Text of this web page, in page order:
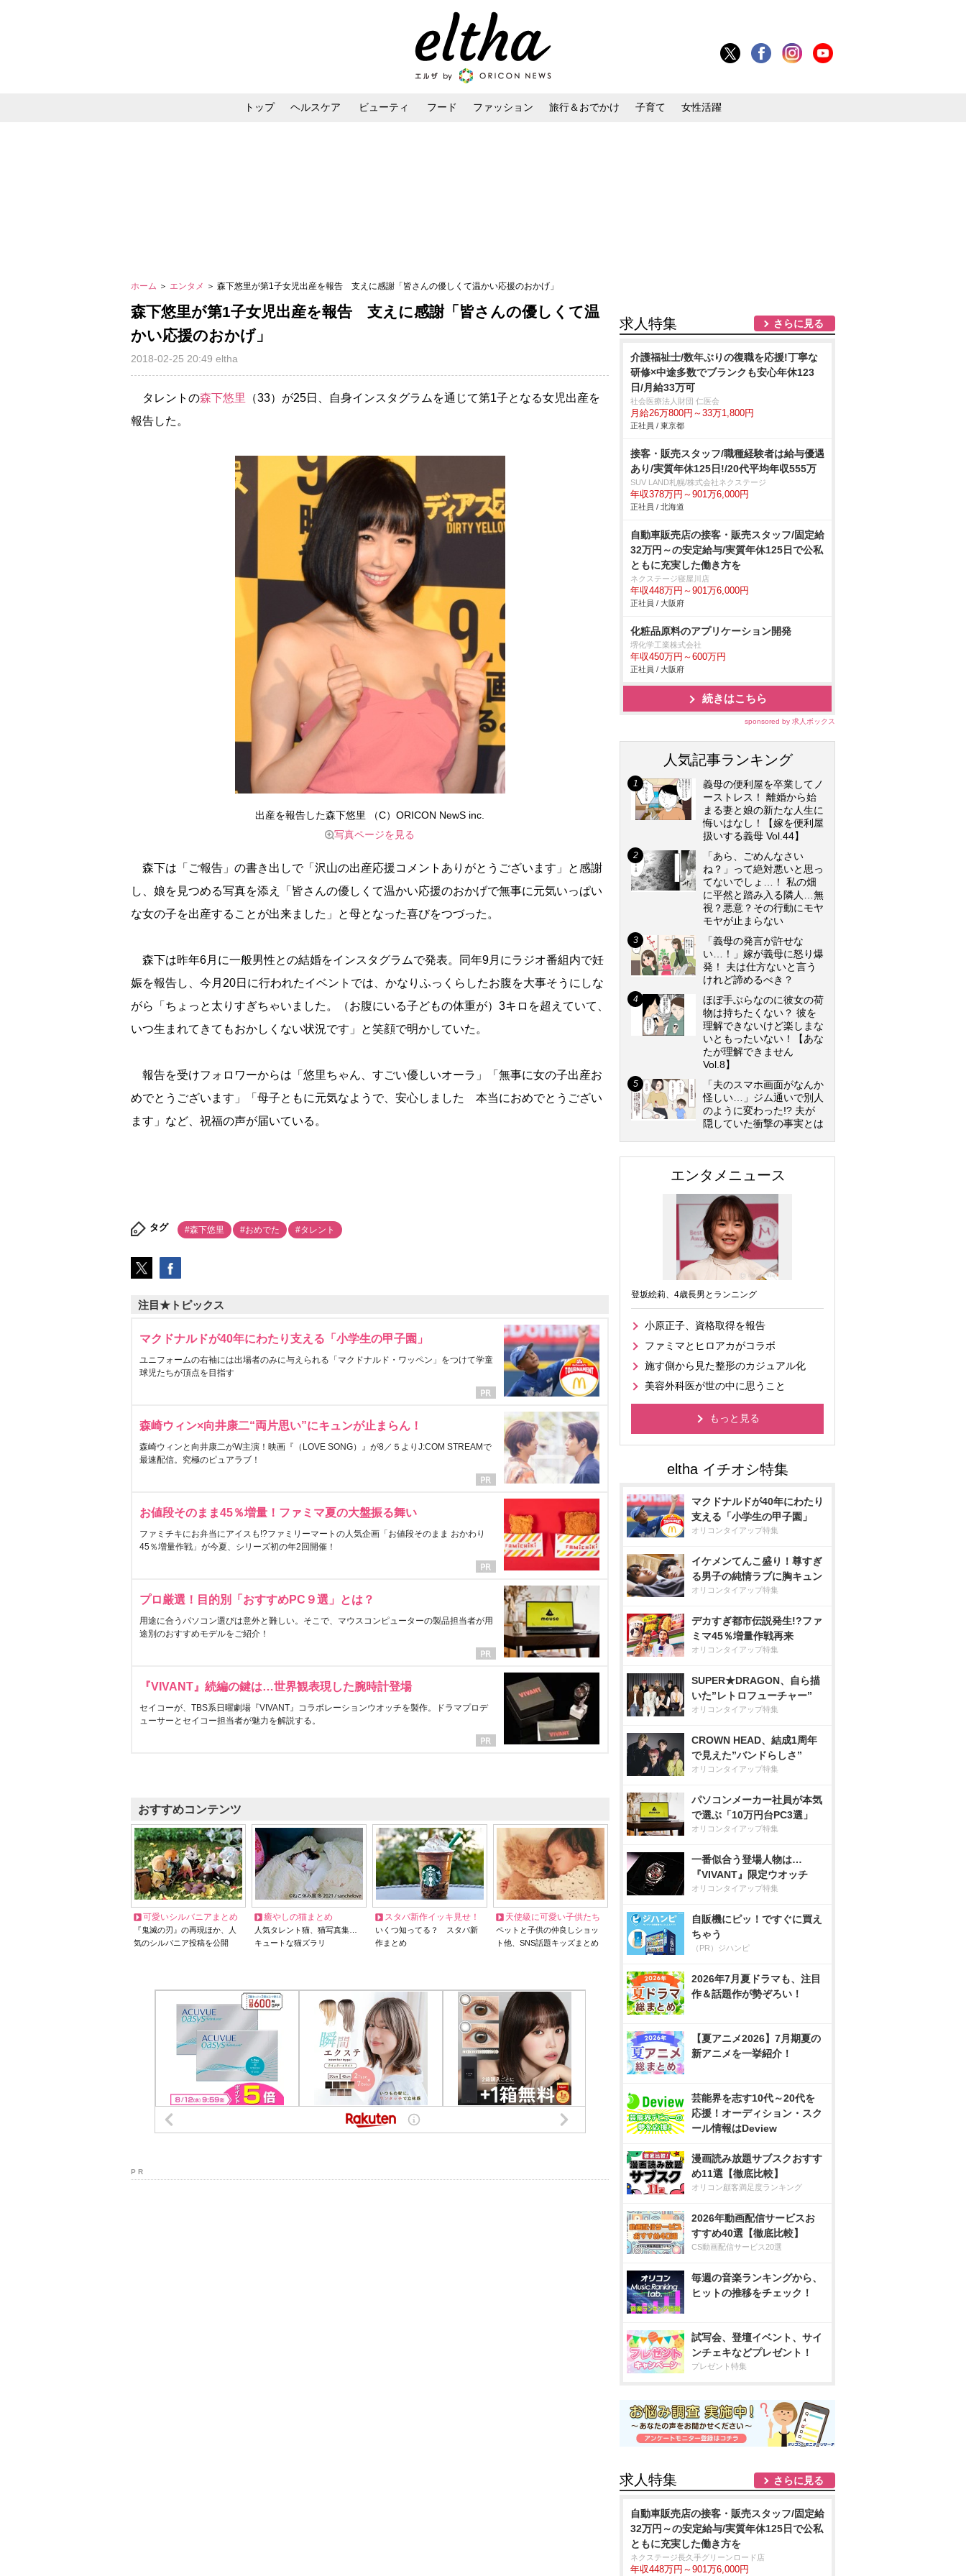
トップ ヘルスケア ビューティ フード ファッション 旅行＆おでかけ 子育て 女性活躍
ホーム ＞ エンタメ ＞ 森下悠里が第1子女児出産を報告 支えに感謝「皆さんの優しくて温かい応援のおかげ」
森下悠里が第1子女児出産を報告 支えに感謝「皆さんの優しくて温
かい応援のおかげ」
2018-02-25 20:49 eltha
タレントの森下悠里
（33）が25日、自身インスタグラムを通じて第1子となる女児出産を
報告した。
出産を報告した森下悠里 （C）ORICON NewS inc.
写真ページを見る
森下は「ご報告」の書き出しで「沢山の出産応援コメントありがとうございます」と感謝
し、娘を見つめる写真を添え「皆さんの優しくて温かい応援のおかげで無事に元気いっぱい
な女の子を出産することが出来ました」と母となった喜びをつづった。
森下は昨年6月に一般男性との結婚をインスタグラムで発表。同年9月にラジオ番組内で妊
娠を報告し、今月20日に行われたイベントでは、かなりふっくらしたお腹を大事そうにしな
がら「ちょっと太りすぎちゃいました。（お腹にいる子どもの体重が）3キロを超えていて、
いつ生まれてきてもおかしくない状況です」と笑顔で明かしていた。
報告を受けフォロワーからは「悠里ちゃん、すごい優しいオーラ」「無事に女の子出産お
めでとうございます」「母子ともに元気なようで、安心しました 本当におめでとうござい
ます」など、祝福の声が届いている。
タグ #森下悠里 #おめでた #タレント
注目★トピックス
マクドナルドが40年にわたり支える「小学生の甲子園」
ユニフォームの右袖には出場者のみに与えられる「マクドナルド・ワッペン」をつけて学童
球児たちが頂点を目指す
森崎ウィン×向井康二“両片思い”にキュンが止まらん！
森崎ウィンと向井康二がW主演！映画『（LOVE SONG）』が8／５よりJ:COM STREAMで
最速配信。究極のピュアラブ！
お値段そのまま45％増量！ファミマ夏の大盤振る舞い
ファミチキにお弁当にアイスも!?ファミリーマートの人気企画「お値段そのまま おかわり
45％増量作戦」が今夏、シリーズ初の年2回開催！
プロ厳選！目的別「おすすめPC９選」とは？
用途に合うパソコン選びは意外と難しい。そこで、マウスコンピューターの製品担当者が用
途別のおすすめモデルをご紹介！
『VIVANT』続編の鍵は…世界観表現した腕時計登場
セイコーが、TBS系日曜劇場『VIVANT』コラボレーションウオッチを製作。ドラマプロデ
ューサーとセイコー担当者が魅力を解説する。
おすすめコンテンツ
可愛いシルバニアまとめ
『鬼滅の刃』の再現ほか、人
気のシルバニア投稿を公開
癒やしの猫まとめ
人気タレント猫、猫写真集…
キュートな猫ズラリ
スタバ新作イッキ見せ！
いくつ知ってる？ スタバ新
作まとめ
天使級に可愛い子供たち
ペットと子供の仲良しショッ
ト他、SNS話題キッズまとめ
P R
求人特集 さらに見る
介護福祉士/数年ぶりの復職を応援!丁寧な
研修×中途多数でブランクも安心年休123
日/月給33万可
社会医療法人財団 仁医会
月給26万800円～33万1,800円
正社員 / 東京都
接客・販売スタッフ/職種経験者は給与優遇
あり/実質年休125日!/20代平均年収555万
SUV LAND札幌/株式会社ネクステージ
年収378万円～901万6,000円
正社員 / 北海道
自動車販売店の接客・販売スタッフ/固定給
32万円～の安定給与/実質年休125日で公私
ともに充実した働き方を
ネクステージ寝屋川店
年収448万円～901万6,000円
正社員 / 大阪府
化粧品原料のアプリケーション開発
堺化学工業株式会社
年収450万円～600万円
正社員 / 大阪府
続きはこちら
sponsored by 求人ボックス
人気記事ランキング
義母の便利屋を卒業してノ
ーストレス！ 離婚から始
まる妻と娘の新たな人生に
悔いはなし！【嫁を便利屋
扱いする義母 Vol.44】
「あら、ごめんなさい
ね？」って絶対悪いと思っ
てないでしょ…！ 私の畑
に平然と踏み入る隣人…無
視？悪意？その行動にモヤ
モヤが止まらない
「義母の発言が許せな
い…！」嫁が義母に怒り爆
発！ 夫は仕方ないと言う
けれど諦めるべき？
ほぼ手ぶらなのに彼女の荷
物は持ちたくない？ 彼を
理解できないけど楽しまな
いともったいない！【あな
たが理解できません
Vol.8】
「夫のスマホ画面がなんか
怪しい…」ジム通いで別人
のように変わった!? 夫が
隠していた衝撃の事実とは
エンタメニュース
登坂絵莉、4歳長男とランニング
小原正子、資格取得を報告
ファミマとヒロアカがコラボ
施す側から見た整形のカジュアル化
美容外科医が世の中に思うこと
もっと見る
マクドナルドが40年にわたり
支える「小学生の甲子園」
オリコンタイアップ特集
イケメンてんこ盛り！尊すぎ
る男子の純情ラブに胸キュン
オリコンタイアップ特集
デカすぎ都市伝説発生!?ファ
ミマ45％増量作戦再来
オリコンタイアップ特集
SUPER★DRAGON、自ら描
いた”レトロフューチャー”
オリコンタイアップ特集
CROWN HEAD、結成1周年
で見えた”バンドらしさ”
オリコンタイアップ特集
パソコンメーカー社員が本気
で選ぶ「10万円台PC3選」
オリコンタイアップ特集
一番似合う登場人物は…
『VIVANT』限定ウオッチ
オリコンタイアップ特集
自販機にピッ！ですぐに買え
ちゃう
（PR）ジハンピ
2026年7月夏ドラマも、注目
作＆話題作が勢ぞろい！
【夏アニメ2026】7月期夏の
新アニメを一挙紹介！
芸能界を志す10代～20代を
応援！オーディション・スク
ール情報はDeview
漫画読み放題サブスクおすす
め11選【徹底比較】
オリコン顧客満足度ランキング
2026年動画配信サービスお
すすめ40選【徹底比較】
CS動画配信サービス20選
毎週の音楽ランキングから、
ヒットの推移をチェック！
試写会、登壇イベント、サイ
ンチェキなどプレゼント！
プレゼント特集
求人特集 さらに見る
自動車販売店の接客・販売スタッフ/固定給
32万円～の安定給与/実質年休125日で公私
ともに充実した働き方を
ネクステージ⾧久手グリーンロード店
年収448万円～901万6,000円